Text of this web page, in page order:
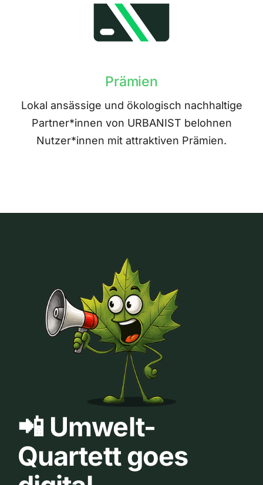
Prämien
Lokal ansässige und ökologisch nachhaltige
Partner*innen von URBANIST belohnen
Nutzer*innen mit attraktiven Prämien.
📲 Umwelt-
Quartett goes